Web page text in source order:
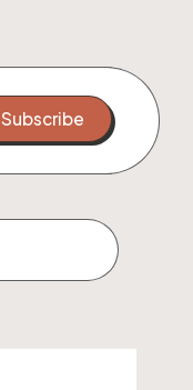
Subscribe